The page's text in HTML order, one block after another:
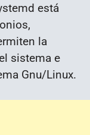
está
la
sistema e
Gnu/Linux.